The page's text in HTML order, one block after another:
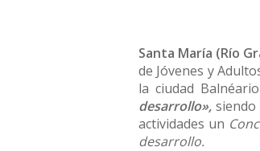
Santa María (Río
de Jóvenes y
la ciudad
desarrollo», siendo
actividades un
desarrollo.